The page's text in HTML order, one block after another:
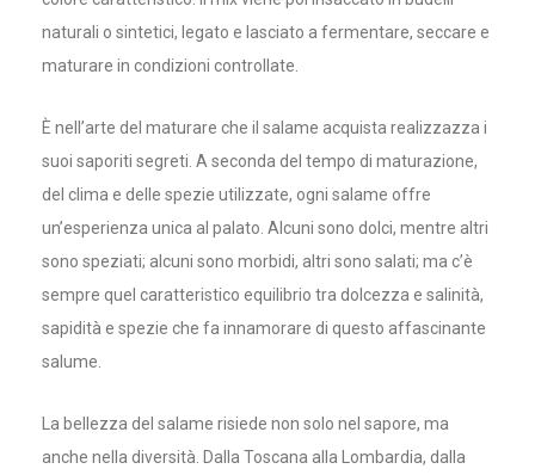
naturali o sintetici, legato e lasciato a fermentare, seccare e
maturare in condizioni controllate.
È nell’arte del maturare che il salame acquista realizzazza i
suoi saporiti segreti. A seconda del tempo di maturazione,
del clima e delle spezie utilizzate, ogni salame offre
un’esperienza unica al palato. Alcuni sono dolci, mentre altri
sono speziati; alcuni sono morbidi, altri sono salati; ma c’è
sempre quel caratteristico equilibrio tra dolcezza e salinità,
sapidità e spezie che fa innamorare di questo affascinante
salume.
La bellezza del salame risiede non solo nel sapore, ma
anche nella diversità. Dalla Toscana alla Lombardia, dalla